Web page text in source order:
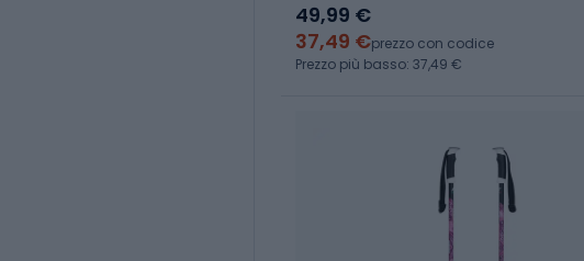
49,99 €
37,49 €prezzo con codice
Prezzo più basso: 37,49 €